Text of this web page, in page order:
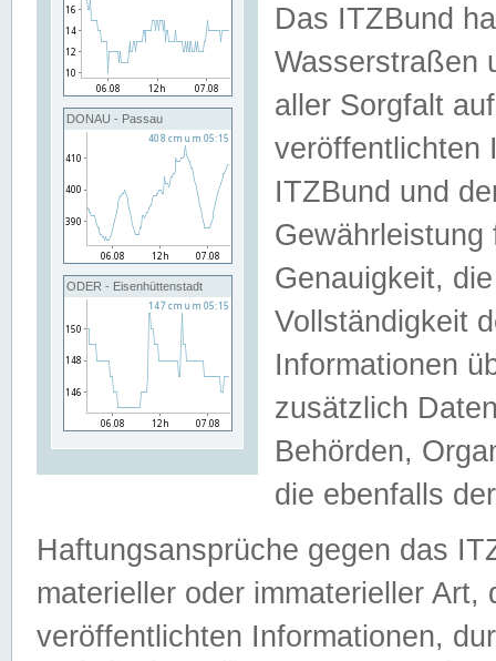
DONAU - Passau
ODER - Eisenhüttenstadt
Das ITZBund
Wasserstraßen
aller Sorgfalt
veröffentlichten
ITZBund und
Genauigkeit,
Vollständigkeit
Informationen
zusätzlich
Behörden,
die ebenfalls
Haftungsansprüche gegen das
materieller oder immaterieller
veröffentlichten Informationen,